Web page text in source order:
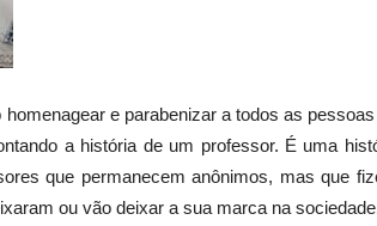
e parabenizar a todos as
a história de um professor. É uma
que permanecem anônimos, mas que
ou vão deixar a sua marca na